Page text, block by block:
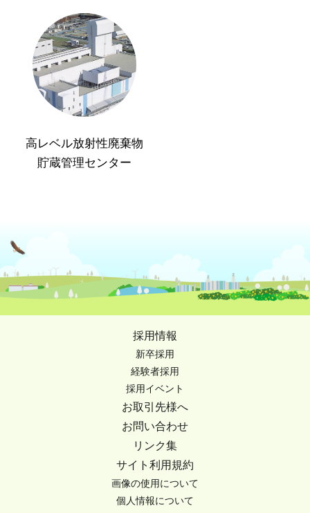
高レベル放射性廃棄物
貯蔵管理センター
採用情報
新卒採用
経験者採用
採用イベント
お取引先様へ
お問い合わせ
リンク集
サイト利用規約
画像の使用について
個人情報について